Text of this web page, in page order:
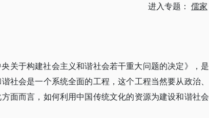
进入专题： 儒家
关于构建社会主义和谐社会若干重大问题的决定》，是
社会是一个系统全面的工程，这个工程当然要从政治、
面而言，如何利用中国传统文化的资源为建设和谐社会